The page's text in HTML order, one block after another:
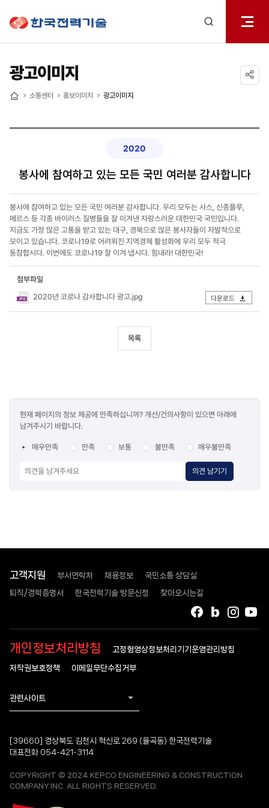
열기
광고이미지
소통센터 홍보이미지 광고이미지
봉사에 참여하고 있는 모든 국민 여러분 감사합니다
2020
봉사에 참여하고 있는 모든 국민 여러분 감사합니다. 우리 모두는 사스, 신종플루,
메르스 등 각종 바이러스 질병들을 잘 이겨낸 자랑스러운 대한민국 국민입니다.
지금도 가장 많은 고통을 받고 있는 대구, 경북으로 많은 봉사자들이 자발적으로
모이고 있습니다. 코로나19로 어려워진 지역경제 활성화에 우리 모두 적극
동참합시다. 이번에도 코로나19 잘 이겨 냅시다. 힘내라! 대한민국!
첨부파일
2020년 코로나 감사합니다 광고.jpg
다운로드
목록
만족도
조사
현재 페이지의 정보 제공에 만족하십니까? 개선/건의사항이 있으면 아래에
남겨주시기 바랍니다.
매우만족 만족 보통 불만족 매우불만족
의견 남기기
고객지원 부서연락처 채용정보 국민소통 상담실
퇴직/경력증명서 한국전력기술 방문신청 찾아오시는길
인스
블로그
페이스북
개인정보처리방침 고정형영상정보처리기기운영관리방침
저작권보호정책 이메일무단수집거부
관련사이트
[39660] 경상북도 김천시 혁신로 269 (율곡동) 한국전력기술
대표전화 054-421-3114
COPYRIGHT © 2024 KEPCO ENGINEERING & CONSTRUCTION
COMPANY.INC. ALL RIGHTS RESERVED.